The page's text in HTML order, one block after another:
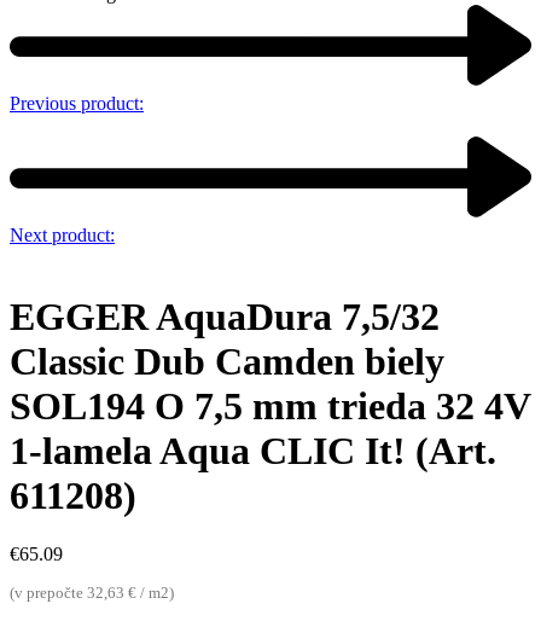
Previous product:
Next product:
EGGER AquaDura 7,5/32
Classic Dub Camden biely
SOL194 O 7,5 mm trieda 32 4V
1-lamela Aqua CLIC It! (Art.
611208)
€65.09
(v prepočte 32,63 € / m2)